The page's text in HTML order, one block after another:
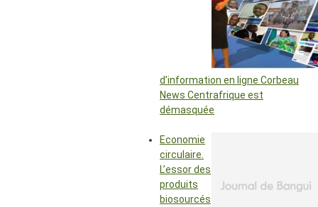
d’information en ligne Corbeau
News Centrafrique est
démasquée
Economie
circulaire.
L’essor des
produits
biosourcés